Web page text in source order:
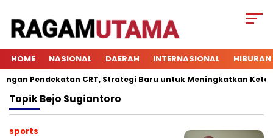
HOME NASIONAL DAERAH INTERNASIONAL HIBURAN
Pendekatan CRT, Strategi Baru untuk Meningkatkan
TopikBejo Sugiantoro
sports